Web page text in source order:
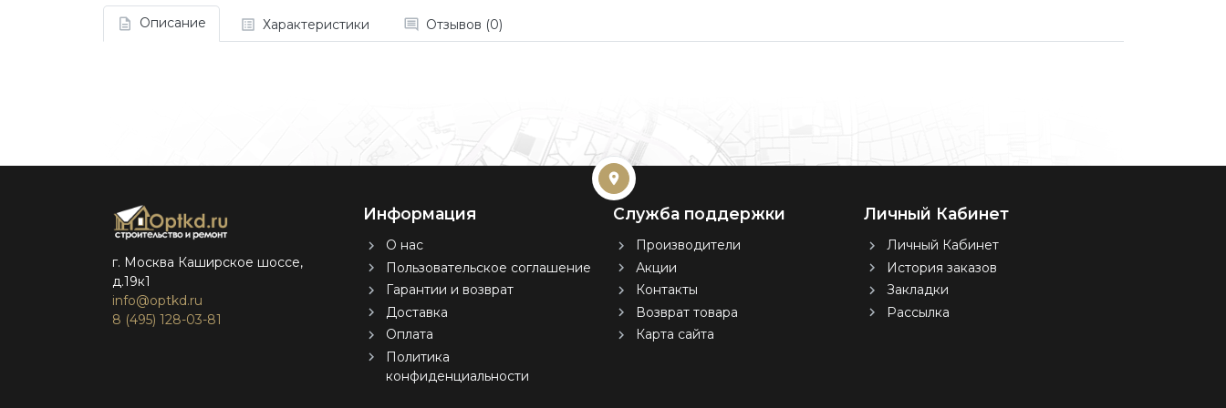
Описание Характеристики Отзывов (0)
г. Москва Каширское шоссе,
д.19к1
info@optkd.ru
8 (495) 128-03-81
Информация
О нас
Пользовательское соглашение
Гарантии и возврат
Доставка
Оплата
Политика
конфиденциальности
Служба поддержки
Производители
Акции
Контакты
Возврат товара
Карта сайта
Личный Кабинет
Личный Кабинет
История заказов
Закладки
Рассылка